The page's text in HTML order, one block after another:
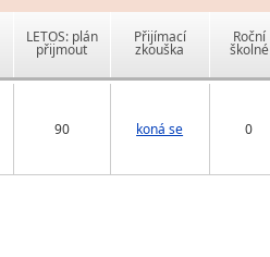
LETOS: plán
přijmout
Přijímací
zkouška
Roční
školné
90 koná se 0